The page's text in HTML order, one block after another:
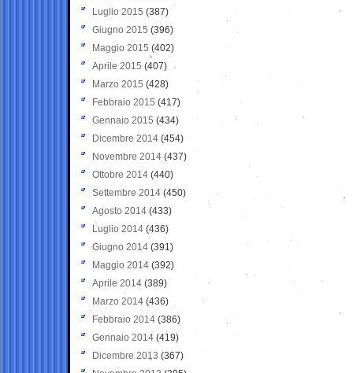
Luglio 2015 (387)
Giugno 2015 (396)
Maggio 2015 (402)
Aprile 2015 (407)
Marzo 2015 (428)
Febbraio 2015 (417)
Gennaio 2015 (434)
Dicembre 2014 (454)
Novembre 2014 (437)
Ottobre 2014 (440)
Settembre 2014 (450)
Agosto 2014 (433)
Luglio 2014 (436)
Giugno 2014 (391)
Maggio 2014 (392)
Aprile 2014 (389)
Marzo 2014 (436)
Febbraio 2014 (386)
Gennaio 2014 (419)
Dicembre 2013 (367)